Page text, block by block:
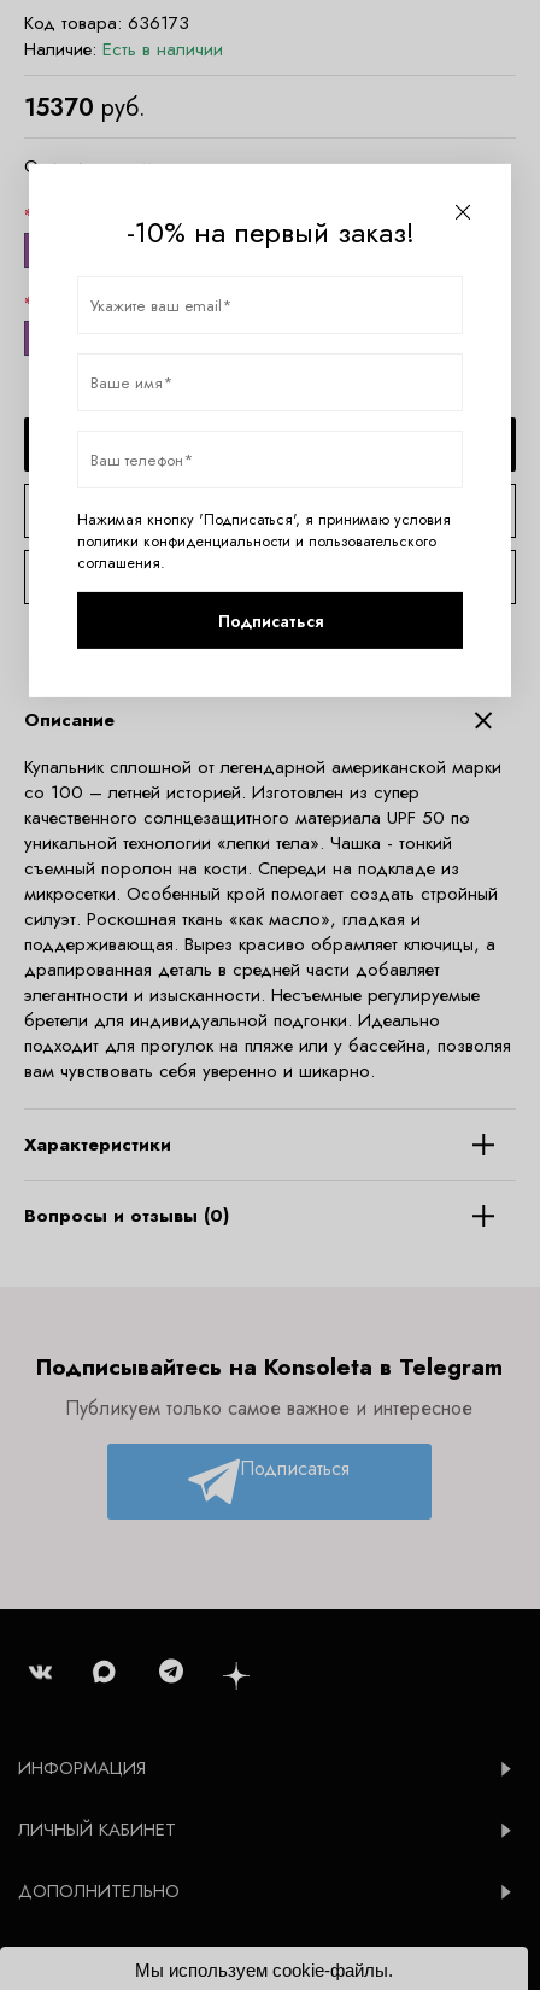
Код товара: 636173
Наличие: Есть в наличии
15370 руб.
Очистить параметры
Размер
КУПИТЬ В 1 КЛИК
Описание
Купальник сплошной от легендарной американской марки
со 100 – летней историей. Изготовлен из супер
качественного солнцезащитного материала UPF 50 по
уникальной технологии «лепки тела». Чашка - тонкий
съемный поролон на кости. Спереди на подкладе из
микросетки. Особенный крой помогает создать стройный
силуэт. Роскошная ткань «как масло», гладкая и
поддерживающая. Вырез красиво обрамляет ключицы, а
драпированная деталь в средней части добавляет
элегантности и изысканности. Несъемные регулируемые
бретели для индивидуальной подгонки. Идеально
подходит для прогулок на пляже или у бассейна, позволяя
вам чувствовать себя уверенно и шикарно.
Характеристики
Вопросы и отзывы (0)
Подписывайтесь на Konsoleta в Telegram
Публикуем только самое важное и интересное
Подписаться
ИНФОРМАЦИЯ
ЛИЧНЫЙ КАБИНЕТ
ДОПОЛНИТЕЛЬНО
-10% на первый заказ!
Нажимая кнопку 'Подписаться', я принимаю условия
политики конфиденциальности и пользовательского
соглашения.
Подписаться
Мы используем cookie-файлы.